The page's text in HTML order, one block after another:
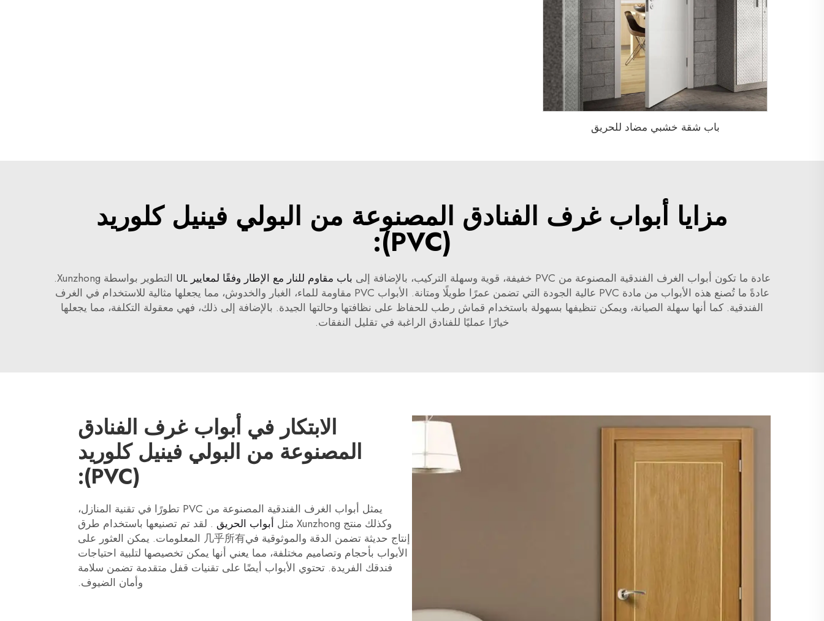
باب شقة خشبي مضاد للحريق
مزايا أبواب غرف الفنادق المصنوعة من البولي فينيل كلوريد
(PVC):
عادة ما تكون أبواب الغرف الفندقية المصنوعة من PVC خفيفة، قوية وسهلة التركيب، بالإضافة إلى باب مقاوم للنار مع الإطار وفقًا لمعايير UL
التطوير بواسطة Xunzhong.
عادةً ما تُصنع هذه الأبواب من مادة PVC عالية الجودة التي تضمن عمرًا طويلًا ومتانة. الأبواب PVC مقاومة للماء، الغبار والخدوش، مما يجعلها مثالية للاستخدام في الغرف
الفندقية. كما أنها سهلة الصيانة، ويمكن تنظيفها بسهولة باستخدام قماش رطب للحفاظ على نظافتها وحالتها الجيدة. بالإضافة إلى ذلك، فهي معقولة التكلفة، مما يجعلها
خيارًا عمليًا للفنادق الراغبة في تقليل النفقات.
الابتكار في أبواب غرف الفنادق
المصنوعة من البولي فينيل كلوريد
(PVC):
يمثل أبواب الغرف الفندقية المصنوعة من PVC تطورًا في تقنية المنازل،
وكذلك منتج Xunzhong مثل
أبواب الحريق . لقد تم تصنيعها باستخدام طرق
إنتاج حديثة تضمن الدقة والموثوقية في几乎所有 المعلومات. يمكن العثور على
الأبواب بأحجام وتصاميم مختلفة، مما يعني أنها يمكن تخصيصها لتلبية احتياجات
فندقك الفريدة. تحتوي الأبواب أيضًا على تقنيات قفل متقدمة تضمن سلامة
وأمان الضيوف.